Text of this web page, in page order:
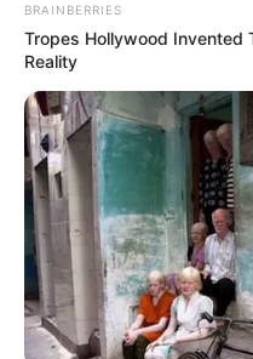
(foto:
BRAINBERRIES
Tropes Hollywood Invented
Reality